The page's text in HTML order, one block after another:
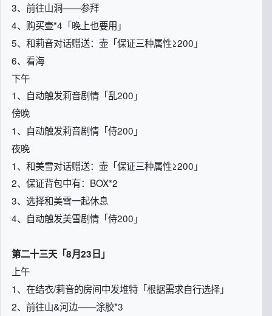
3、前往山洞——参拜
4、购买壶*4「晚上也要用」
5、和莉音对话赠送：壶「保证三种属性≥200」
6、看海
下午
1、自动触发莉音剧情「乱200」
傍晚
1、自动触发莉音剧情「侍200」
夜晚
1、和美雪对话赠送：壶「保证三种属性≥200」
2、保证背包中有：BOX*2
3、选择和美雪一起休息
4、自动触发美雪剧情「侍200」
第二十三天「8月23日」
上午
1、在结衣/莉音的房间中发堆特「根据需求自行选择」
2、前往山&河边——涂胶*3